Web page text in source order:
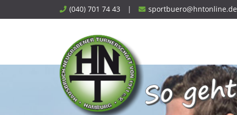
to
(040) 701 74 43 | sportbuero@hntonline.de